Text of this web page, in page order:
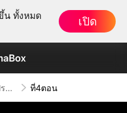
น ทั้งหมด
เปิด
รักนี้ท่านประธานจะชนะใจได้ไหม ที่4ตอน